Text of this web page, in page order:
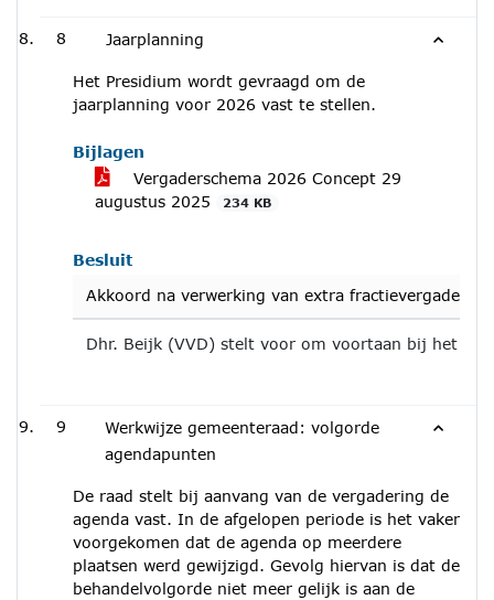
8 Jaarplanning
Het Presidium wordt gevraagd om de
jaarplanning voor 2026 vast te stellen.
Bijlagen
Vergaderschema 2026 Concept 29
augustus 2025
234 KB
Besluit
Akkoord na verwerking van extra
Dhr. Beijk (VVD) stelt voor om voortaan bij het
9
Werkwijze gemeenteraad: volgorde
agendapunten
De raad stelt bij aanvang van de vergadering de
agenda vast. In de afgelopen periode is het vaker
voorgekomen dat de agenda op meerdere
plaatsen werd gewijzigd. Gevolg hiervan is dat de
behandelvolgorde niet meer gelijk is aan de